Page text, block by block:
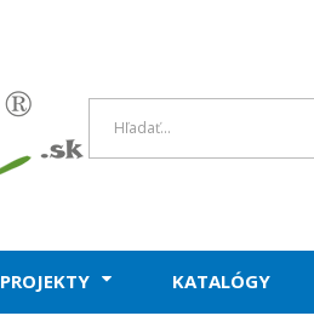
PROJEKTY KATALÓGY